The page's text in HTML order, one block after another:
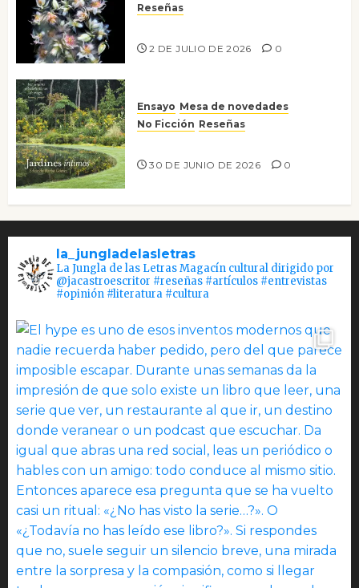
Reseñas
2 DE JULIO DE 2026 0
Ensayo Mesa de novedades
No Ficción Reseñas
30 DE JUNIO DE 2026 0
la_jungladelasletras
La Jungla de las Letras Magacín cultural dirigido por
@jacastroescritor #reseñas #artículos #entrevistas
#opinión #literatura #cultura